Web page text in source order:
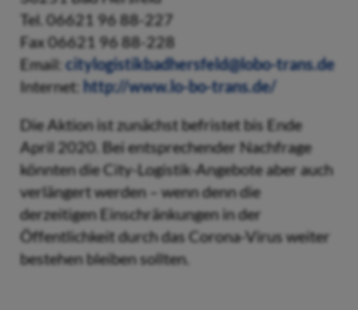
Tel. 06621 96 88-227
Fax 06621 96 88-228
Email:citylogistikbadhersfeld@lobo-trans.de
Internet: http://www.lo-bo-trans.de/
Die Aktion ist zunächst befristet bis Ende
April 2020. Bei entsprechender Nachfrage
könnten die City-Logistik-Angebote aber auch
verlängert werden – wenn denn die
derzeitigen Einschränkungen in der
Öffentlichkeit durch das Corona-Virus weiter
bestehen bleiben sollten.